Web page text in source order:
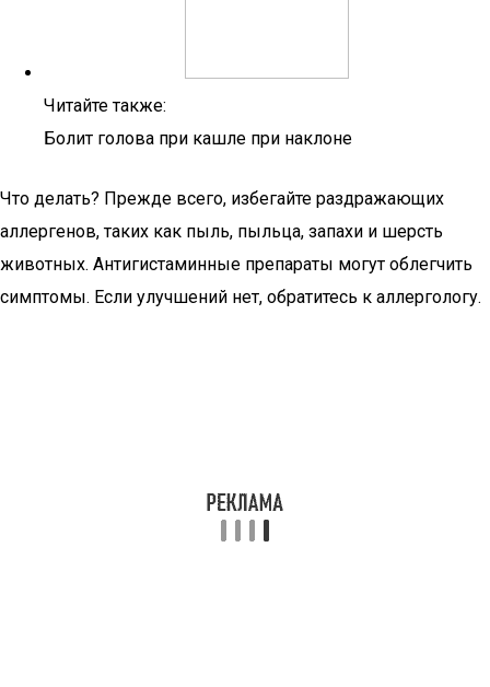
Читайте также:
Болит голова при кашле при наклоне
Что делать? Прежде всего, избегайте раздражающих
аллергенов, таких как пыль, пыльца, запахи и шерсть
животных. Антигистаминные препараты могут облегчить
симптомы. Если улучшений нет, обратитесь к аллергологу.